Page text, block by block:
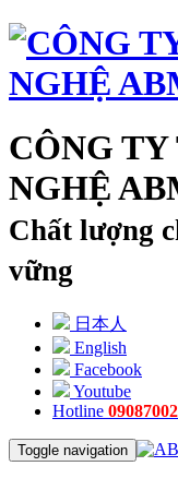
CÔNG
NGHỆ
Chất lượng
vững
日本人
English
Facebook
Youtube
Hotline
Toggle navigation